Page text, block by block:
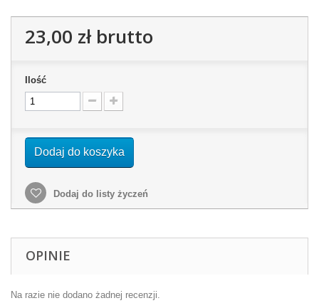
23,00 złbrutto
Ilość
Dodaj do koszyka
Dodaj do listy życzeń
OPINIE
Na razie nie dodano żadnej recenzji.